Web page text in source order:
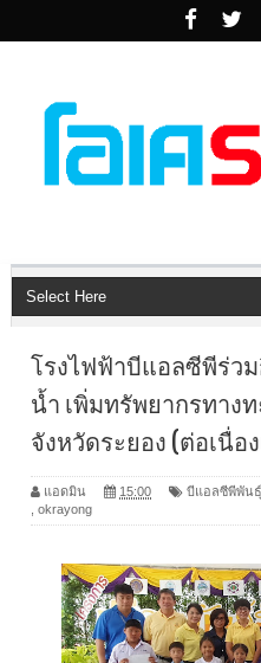
โรงไฟฟ้าบีแอลซีพีร่ว
น้ำ เพิ่มทรัพยากรทาง
จังหวัดระยอง (ต่อเนื่อ
แอดมิน 15:00 บีแอลซีพีพัน
okrayong